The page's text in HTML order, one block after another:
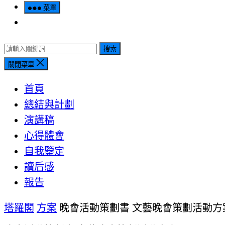
菜單
搜索
關閉菜單
首頁
總結與計劃
演講稿
心得體會
自我鑒定
讀后感
報告
塔羅閣 方案 晚會活動策劃書 文藝晚會策劃活動方